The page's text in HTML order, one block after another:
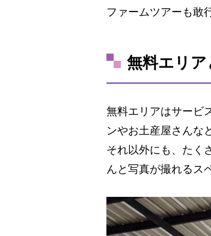
ファームツアーも敢
無料エリ
無料エリアはサービ
ンやお土産屋さんな
それ以外にも、たく
んと写真が撮れるス